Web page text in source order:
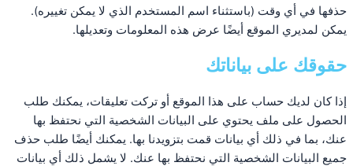
حذفها في أي وقت (باستثناء اسم المستخدم الذي لا يمكن تغييره).
يمكن لمديري الموقع أيضًا عرض هذه المعلومات وتعديلها.
حقوقك على بياناتك
إذا كان لديك حساب على هذا الموقع أو تركت تعليقات، يمكنك طلب
الحصول على ملف يحتوي على البيانات الشخصية التي نحتفظ بها
عنك، بما في ذلك أي بيانات قمت بتزويدنا بها. يمكنك أيضًا طلب حذف
جميع البيانات الشخصية التي نحتفظ بها عنك. لا يشمل ذلك أي بيانات